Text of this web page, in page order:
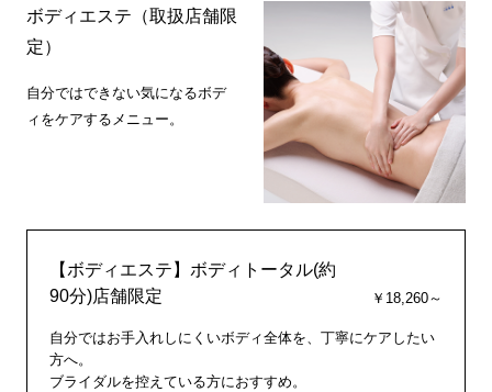
ボディエステ（取扱店舗限
定）
自分ではできない気になるボデ
ィをケアするメニュー。
【ボディエステ】ボディトータル(約
90分)店舗限定
￥18,260～
自分ではお手入れしにくいボディ全体を、丁寧にケアしたい
方へ。
ブライダルを控えている方におすすめ。